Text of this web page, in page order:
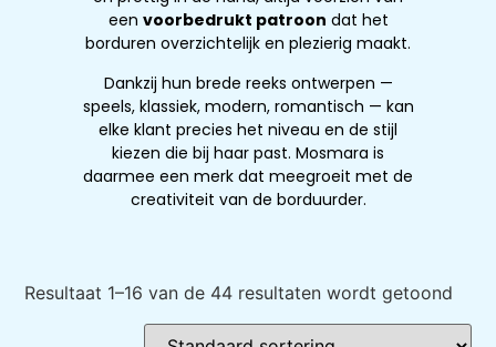
een voorbedrukt patroon dat het
borduren overzichtelijk en plezierig maakt.
Dankzij hun brede reeks ontwerpen —
speels, klassiek, modern, romantisch — kan
elke klant precies het niveau en de stijl
kiezen die bij haar past. Mosmara is
daarmee een merk dat meegroeit met de
creativiteit van de borduurder.
Resultaat 1–16 van de 44 resultaten wordt getoond